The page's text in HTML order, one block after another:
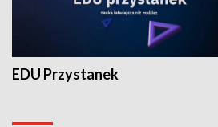
EDU Przystanek